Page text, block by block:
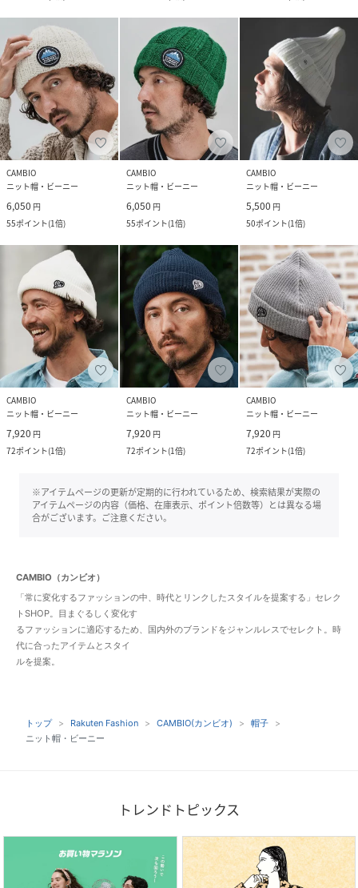
CAMBIO
ニット帽・ビーニー
6,050 円
55ポイント(1倍)
CAMBIO
ニット帽・ビーニー
6,050 円
55ポイント(1倍)
CAMBIO
ニット帽・ビーニー
5,500 円
50ポイント(1倍)
CAMBIO
ニット帽・ビーニー
7,920 円
72ポイント(1倍)
CAMBIO
ニット帽・ビーニー
7,920 円
72ポイント(1倍)
CAMBIO
ニット帽・ビーニー
7,920 円
72ポイント(1倍)
※アイテムページの更新が定期的に行われているため、検索結果が実際の
アイテムページの内容（価格、在庫表示、ポイント倍数等）とは異なる場
合がございます。ご注意ください。
CAMBIO（カンビオ）
「常に変化するファッションの中、時代とリンクしたスタイルを提案する」セレク
トSHOP。目まぐるしく変化す
るファッションに適応するため、国内外のブランドをジャンルレスでセレクト。時
代に合ったアイテムとスタイ
ルを提案。
トップ Rakuten Fashion CAMBIO(カンビオ)
帽子
ニット帽・ビーニー
トレンドトピックス